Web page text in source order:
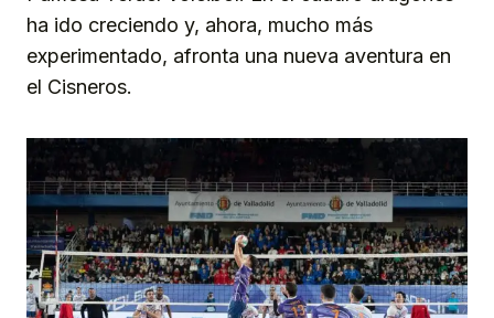
ha ido creciendo y, ahora, mucho más
experimentado, afronta una nueva aventura en
el Cisneros.